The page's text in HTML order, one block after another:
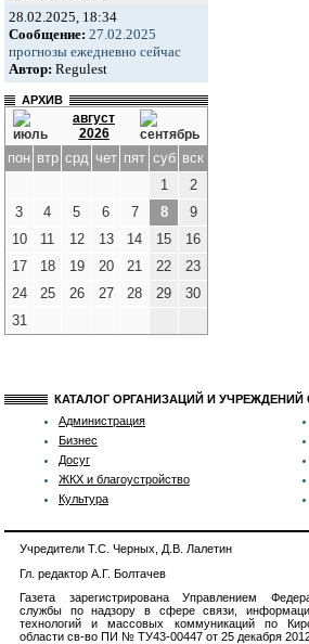
28.02.2025, 18:34
Сообщение: 27.02.2025
прогнозы ежедневно сейчас
Автор: Regulest
АРХИВ
август
2026
пон втр срд чет пят суб вск
1
2
3
4 5 6 7 8
9
10
11 12 13 14 15
16
17
18 19 20 21 22
23
24
25 26 27 28 29
30
31
КАТАЛОГ ОРГАНИЗАЦИЙ И
Администрация
Бизнес
Досуг
ЖКХ и благоустройство
Культура
Учредители Т.С. Черных, Д.В. Лалетин
Гл. редактор А.Г. Болтачев
Газета зарегистрирована Управлением
службы по надзору в сфере связи,
технологий и массовых коммуникаций по
области св-во ПИ № ТУ43-00447 от 25 декабря 2012